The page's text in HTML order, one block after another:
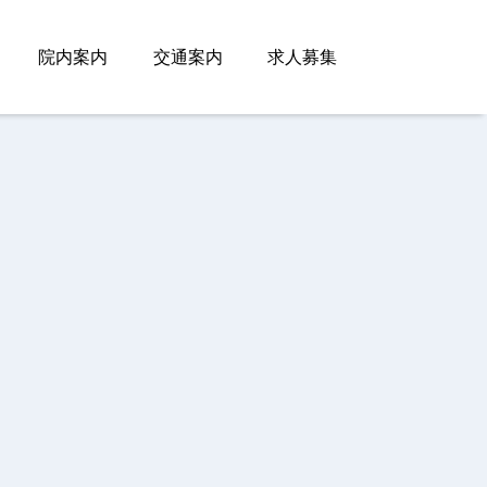
院内案内 交通案内 求人募集